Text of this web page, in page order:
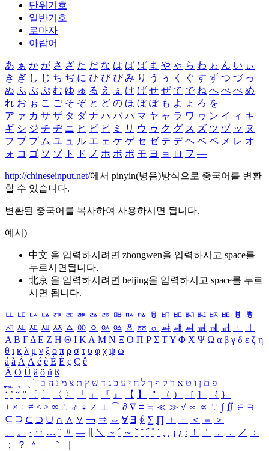
단위기호
일반기호
로마자
아랍어
あ ぁ か が さ ざ た だ な は ば ぱ ま や ゃ ら わ ゎ ん い ぃ
き ぎ し じ ち ぢ に ひ び ぴ み り う ぅ く ぐ す ず つ づ っ
ぬ ふ ぶ ぷ む ゆ ゅ る え ぇ け げ せ ぜ て で ね へ べ ぺ め
れ お ぉ こ ご そ ぞ と ど の ほ ぼ ぽ も よ ょ ろ を
ア ァ カ サ ザ タ ダ ナ ハ バ パ マ ヤ ャ ラ ワ ヮ ン イ ィ キ
ギ シ ジ チ ヂ ニ ヒ ビ ピ ミ リ ウ ゥ ク グ ス ズ ツ ヅ ッ ヌ
フ ブ プ ム ユ ュ ル エ ェ ケ ゲ セ ゼ テ デ ヘ ベ ペ メ レ オ
ォ コ ゴ ソ ゾ ト ド ノ ホ ボ ポ モ ヨ ョ ロ ヲ ―
http://chineseinput.net/에서 pinyin(병음)방식으로 중국어를 변환
할 수 있습니다.
변환된 중국어를 복사하여 사용하시면 됩니다.
예시)
中文 을 입력하시려면 zhongwen을 입력하시고 space를
누르시면됩니다.
北京 을 입력하시려면 beijing을 입력하시고 space를 누르
시면 됩니다.
ㅥ ㅦ ㅧ ㅨ ㅩ ㅪ ㅫ ㅬ ㅭ ㅮ ㅯ ㅰ ㅱ ㅲ ㅳ ㅴ ㅵ ㅶ ㅷ ㅸ
ㅹ
ㅺ ㅻ ㅼ ㅽ ㅾ ㅿ ㆀ ㆁ ㆂ ㆃ ㆄ ㆅ ㆆ ㆇ ㆈ ㆉ ㆊ ㆋ ㆌ ㆍ
ㆎ
Α Β ΓΔ Ε Ζ Η Θ Ι ΚΛ Μ Ν Ξ Ο Π Ρ Σ ΤΥ Φ Χ Ψ Ω α β γ δ ε ζ η
θ ι κ λ μ ν ξ ο π ρ σ τ υ φ χ ψ ω
á à Á À é è É È ç Ç ê
Ä Ö Ü ä ö ü ß
ִֶֹ ֻּ ׁׂ פ ם ן ו ט א ר ק ף ך ל ח י ע כ ג ד ש ץ ת צ מ נ ה ב
‘ ’ “ ” 〔 〕 〈 〉 「 」 『 』 【 】 ＂ （ ） ［ ］ ｛ ｝
± × ÷ ≠ ≤ ≥ ∞ ∴ ♂ ♀ ∠ ⊥ ⌒ ∂ ∇ ≡ ≒ ≪ ≫ √ ∽ ∝ ∵ ∫ ∬ ∈ ∋
⊆ ⊇ ⊂ ⊃ ∪ ∩ ∧ ∨ ￢ ⇒ ⇔ ∀ ∃ ∮ ∑ ∏ ＋ － ＜ ＝
＞
、
。 · ‥ … ¨ 〃 ― ＼ ∼ ´ ～ ˇ ˘ ˝ ˚ ˙ ¸ ¡ ¿ ː ！ ＇ ， ． ／
：
；
？ ＾ ｀